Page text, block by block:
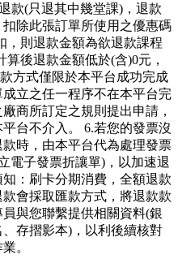
款(只退其中幾堂課)，退款
除此張訂單所使用之優惠碼
，則退款金額為欲退款課程
後退款金額低於(含)0元，
方式僅限於本平台成功完成
立之任一程序不在本平台完
商所訂定之規則提出申請，
台不介入。 6.若您的發票沒
時，由本平台代為處理發票
電子發票折讓單)，以加速退
：刷卡分期消費，全額退款
會採取匯款方式，將退款款
與您聯繫提供相關資料(銀
存摺影本)，以利後續核對
。